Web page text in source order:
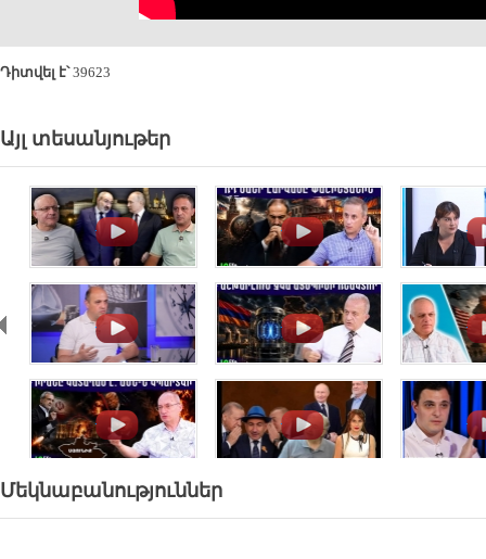
Դիտվել է՝39623
Այլ տեսանյութեր
. . .
. . .
. . .
Մեկնաբանություններ